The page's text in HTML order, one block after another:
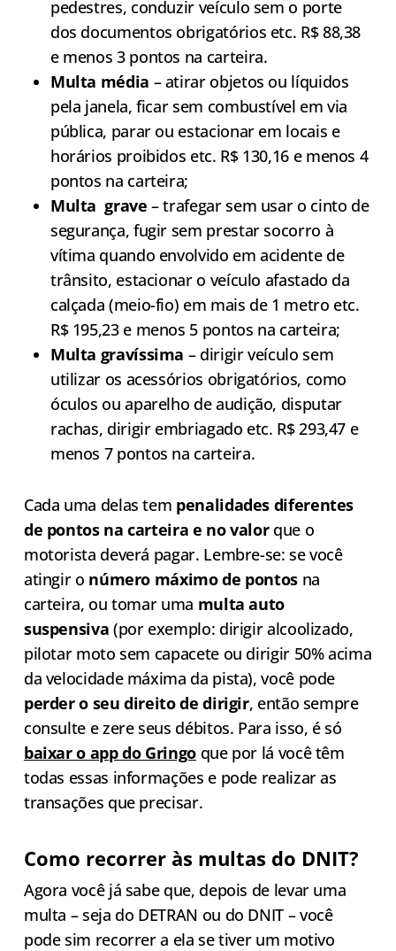
pedestres, conduzir veículo sem o porte
dos documentos obrigatórios etc. R$ 88,38
e menos 3 pontos na carteira.
Multa média – atirar objetos ou líquidos
pela janela, ficar sem combustível em via
pública, parar ou estacionar em locais e
horários proibidos etc. R$ 130,16 e menos 4
pontos na carteira;
Multa grave – trafegar sem usar o cinto de
segurança, fugir sem prestar socorro à
vítima quando envolvido em acidente de
trânsito, estacionar o veículo afastado da
calçada (meio-fio) em mais de 1 metro etc.
R$ 195,23 e menos 5 pontos na carteira;
Multa gravíssima – dirigir veículo sem
utilizar os acessórios obrigatórios, como
óculos ou aparelho de audição, disputar
rachas, dirigir embriagado etc. R$ 293,47 e
menos 7 pontos na carteira.
Cada uma delas tem penalidades diferentes
de pontos na carteira e no valorque o
motorista deverá pagar. Lembre-se: se você
atingir o número máximo de pontos na
carteira, ou tomar uma multa auto
suspensiva (por exemplo: dirigir alcoolizado,
pilotar moto sem capacete ou dirigir 50% acima
da velocidade máxima da pista), você pode
perder o seu direito de dirigir, então sempre
consulte e zere seus débitos. Para isso, é só
baixar o app do Gringoque por lá você têm
todas essas informações e pode realizar as
transações que precisar.
Como recorrer às multas do DNIT?
Agora você já sabe que, depois de levar uma
multa – seja do DETRAN ou do DNIT – você
pode sim recorrer a ela se tiver um motivo